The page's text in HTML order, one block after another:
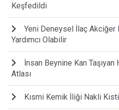
Keşfedildi
Yeni Deneysel İlaç Akciğer
Yardımcı Olabilir
İnsan Beynine Kan
Atlası
Kısmi Kemik İliği Nakli